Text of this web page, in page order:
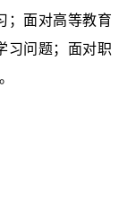
；面对高等教育
习问题；面对职